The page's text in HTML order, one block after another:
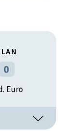
SPG und
0
Euro